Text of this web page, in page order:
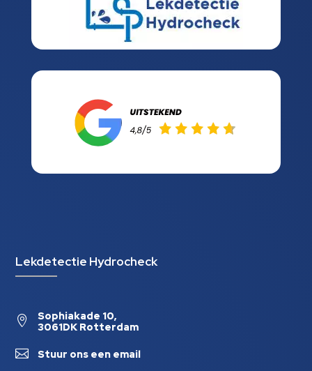
Lekdetectie Hydrocheck

Sophiakade 10,
3061DK Rotterdam
 Stuur ons een email